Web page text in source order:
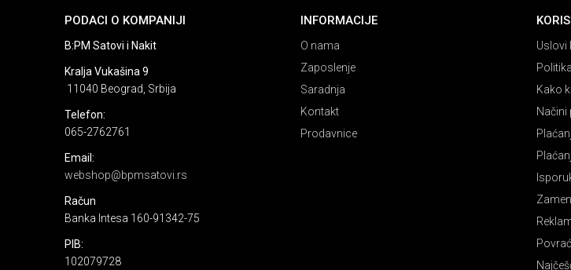
PODACI O KOMPANIJI
B:PM Satovi i Nakit
Kralja Vukašina 9
11040 Beograd, Srbija
Telefon:
065-2762761
Email:
webshop@bpmsatovi.rs
Račun
Banka Intesa 160-91342-75
PIB:
102079728
INFORMACIJE
O nama
Zaposlenje
Saradnja
Kontakt
Prodavnice
Uslovi
Kako
Načini